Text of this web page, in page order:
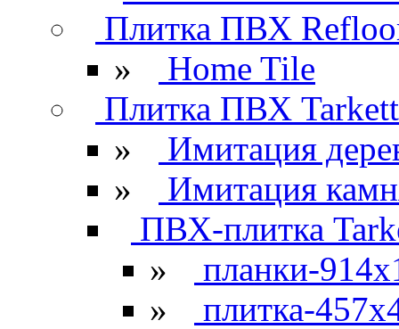
Плитка ПВХ
»
Home Tile
Плитка ПВХ Tarkett
»
Имитация
»
Имитация
ПВХ-плитка
»
планки-
»
плитка-